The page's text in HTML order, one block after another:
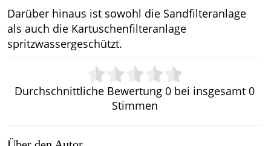
Darüber hinaus ist sowohl die Sandfilteranlage
als auch die Kartuschenfilteranlage
spritzwassergeschützt.
Durchschnittliche Bewertung 0 bei insgesamt 0
Stimmen